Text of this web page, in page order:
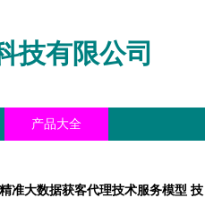
技有限公司
产品大全
准大数据获客代理技术服务模型 技